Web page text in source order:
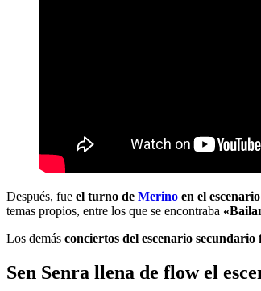
Después, fue el turno de Merino en el
temas propios, entre los que se encontraba
Los demás conciertos del escenario secundario
Sen Senra llena de flow el